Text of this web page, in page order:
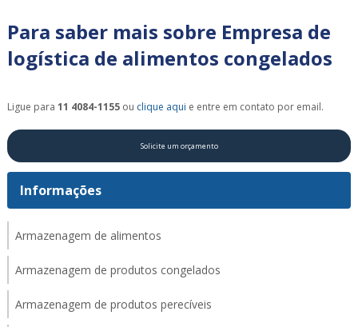
Para saber mais sobre Empresa de
logística de alimentos congelados
Ligue para 11 4084-1155 ou clique aqui e entre em contato por email.
Solicite um orçamento
Informações
Armazenagem de alimentos
Armazenagem de produtos congelados
Armazenagem de produtos perecíveis